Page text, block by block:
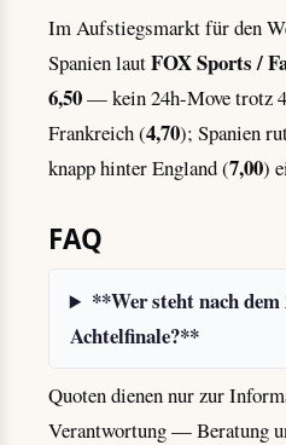
Im Aufstiegsmarkt für den
Spanien lautFOX Sports /
6,50— kein 24h-Move trotz
Frankreich (4,70); Spanien
knapp hinter England (7,00)
FAQ
**Wer steht nach
Achtelfinale?**
Quoten dienen nur zur
Verantwortung — Beratung